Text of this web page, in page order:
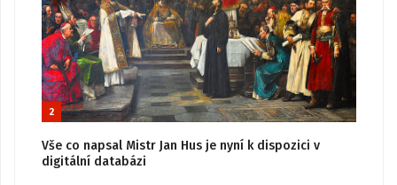
2
Vše co napsal Mistr Jan Hus je nyní k dispozici v
digitální databázi